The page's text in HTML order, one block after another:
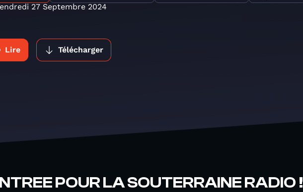
27 Septembre 2024
Lire Télécharger
POUR LA SOUTERRAINE RADIO !